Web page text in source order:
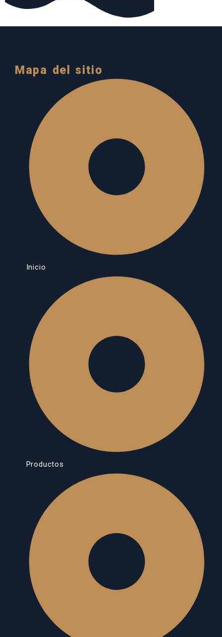
Mapa del sitio
Inicio
Productos